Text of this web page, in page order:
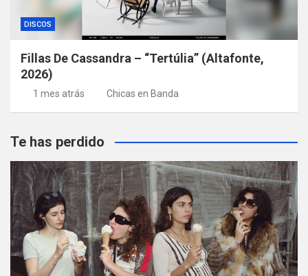
DISCOS
Fillas De Cassandra – “Tertúlia” (Altafonte,
2026)
1 mes atrás Chicas en Banda
Te has perdido